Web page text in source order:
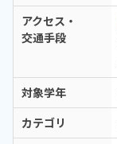
アクセス・
交通手段
対象学年
カテゴリ